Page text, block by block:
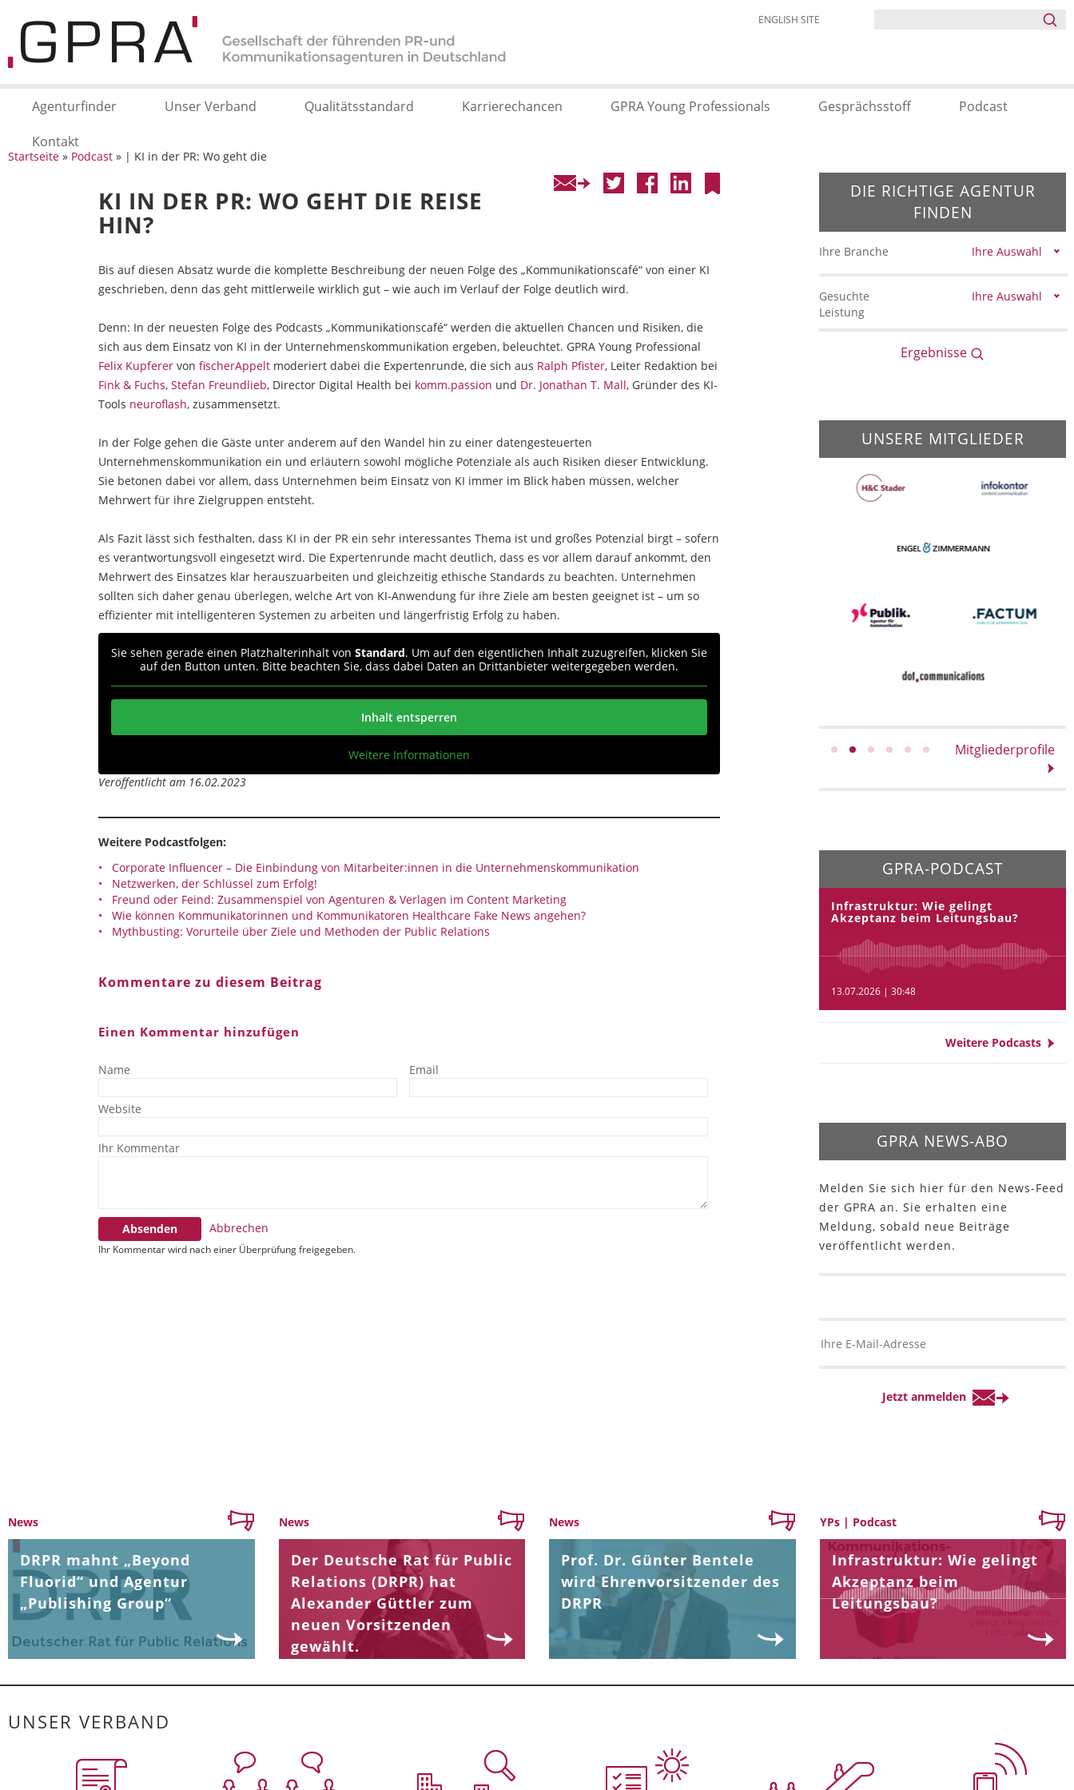
ENGLISH SITE
Agenturfinder Unser Verband Qualitätsstandard Karrierechancen GPRA Young Professionals Gesprächsstoff
Podcast
Kontakt
Startseite » Podcast » | KI in der PR: Wo geht die
KI IN DER PR: WO GEHT DIE REISE
HIN?
Bis auf diesen Absatz wurde die komplette Beschreibung der neuen Folge des „Kommunikationscafé“ von einer KI
geschrieben, denn das geht mittlerweile wirklich gut – wie auch im Verlauf der Folge deutlich wird.
Denn: In der neuesten Folge des Podcasts „Kommunikationscafé“ werden die aktuellen Chancen und Risiken, die
sich aus dem Einsatz von KI in der Unternehmenskommunikation ergeben, beleuchtet. GPRA Young Professional
Felix Kupferervon fischerAppeltmoderiert dabei die Expertenrunde, die sich aus Ralph Pfister, Leiter Redaktion bei
Fink & Fuchs, Stefan Freundlieb, Director Digital Health bei komm.passion und Dr. Jonathan T. Mall, Gründer des KI-
Tools neuroflash, zusammensetzt.
In der Folge gehen die Gäste unter anderem auf den Wandel hin zu einer datengesteuerten
Unternehmenskommunikation ein und erläutern sowohl mögliche Potenziale als auch Risiken dieser Entwicklung.
Sie betonen dabei vor allem, dass Unternehmen beim Einsatz von KI immer im Blick haben müssen, welcher
Mehrwert für ihre Zielgruppen entsteht.
Als Fazit lässt sich festhalten, dass KI in der PR ein sehr interessantes Thema ist und großes Potenzial birgt – sofern
es verantwortungsvoll eingesetzt wird. Die Expertenrunde macht deutlich, dass es vor allem darauf ankommt, den
Mehrwert des Einsatzes klar herauszuarbeiten und gleichzeitig ethische Standards zu beachten. Unternehmen
sollten sich daher genau überlegen, welche Art von KI-Anwendung für ihre Ziele am besten geeignet ist – um so
effizienter mit intelligenteren Systemen zu arbeiten und längerfristig Erfolg zu haben.
Sie sehen gerade einen Platzhalterinhalt vonStandard. Um auf den eigentlichen Inhalt zuzugreifen, klicken Sie
auf den Button unten. Bitte beachten Sie, dass dabei Daten an Drittanbieter weitergegeben werden.
Inhalt entsperren
Weitere Informationen
Veröffentlicht am 16.02.2023
Weitere Podcastfolgen:
Corporate Influencer – Die Einbindung von Mitarbeiter:innen in die Unternehmenskommunikation
Netzwerken, der Schlüssel zum Erfolg!
Freund oder Feind: Zusammenspiel von Agenturen & Verlagen im Content Marketing
Wie können Kommunikatorinnen und Kommunikatoren Healthcare Fake News angehen?
Mythbusting: Vorurteile über Ziele und Methoden der Public Relations
Kommentare zu diesem Beitrag
Einen Kommentar hinzufügen
Name Email
Website
Ihr Kommentar
Absenden Abbrechen
Ihr Kommentar wird nach einer Überprüfung freigegeben.
DIE RICHTIGE AGENTUR
FINDEN
Ihre Branche Ihre Auswahl
Gesuchte
Leistung
Ihre Auswahl
Ergebnisse
UNSERE MITGLIEDER
Mitgliederprofile
GPRA-PODCAST
Infrastruktur: Wie gelingt
Akzeptanz beim Leitungsbau?
13.07.2026 | 30:48
Weitere Podcasts
GPRA NEWS-ABO
Melden Sie sich hier für den News-Feed
der GPRA an. Sie erhalten eine
Meldung, sobald neue Beiträge
veröffentlicht werden.
News
DRPR mahnt „Beyond
Fluorid“ und Agentur
„Publishing Group“
News
Der Deutsche Rat für Public
Relations (DRPR) hat
Alexander Güttler zum
neuen Vorsitzenden
gewählt.
News
Prof. Dr. Günter Bentele
wird Ehrenvorsitzender des
DRPR
YPs | Podcast
Infrastruktur: Wie gelingt
Akzeptanz beim
Leitungsbau?
UNSER VERBAND